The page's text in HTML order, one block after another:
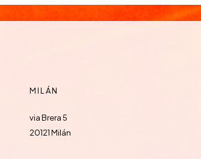
MILÁN
via Brera 5
20121 Milán